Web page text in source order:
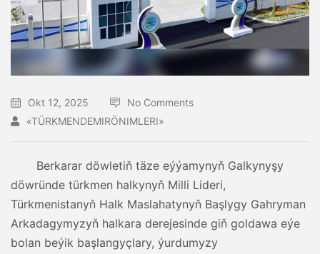
Okt 12, 2025
No Comments
«TÜRKMENDEMIRÖNIMLERI»
Berkarar döwletiň täze eýýamynyň Galkynyşy
döwründe türkmen halkynyň Milli Lideri,
Türkmenistanyň Halk Maslahatynyň Başlygy Gahryman
Arkadagymyzyň halkara derejesinde giň goldawa eýe
bolan beýik başlangyçlary, ýurdumyzy